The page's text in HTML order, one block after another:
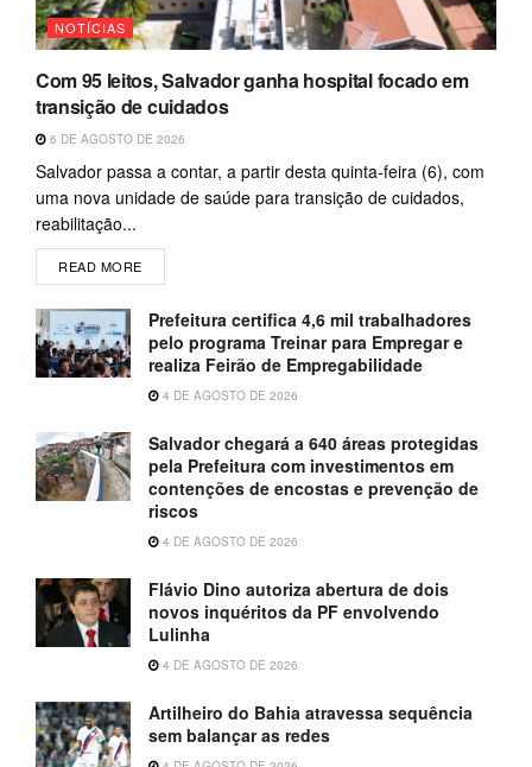
NOTÍCIAS
Com 95 leitos, Salvador ganha hospital focado em
transição de cuidados
6 DE AGOSTO DE 2026
Salvador passa a contar, a partir desta quinta-feira (6), com
uma nova unidade de saúde para transição de cuidados,
reabilitação...
READ MORE
Prefeitura certifica 4,6 mil trabalhadores
pelo programa Treinar para Empregar e
realiza Feirão de Empregabilidade
4 DE AGOSTO DE 2026
Salvador chegará a 640 áreas protegidas
pela Prefeitura com investimentos em
contenções de encostas e prevenção de
riscos
4 DE AGOSTO DE 2026
Flávio Dino autoriza abertura de dois
novos inquéritos da PF envolvendo
Lulinha
4 DE AGOSTO DE 2026
Artilheiro do Bahia atravessa sequência
sem balançar as redes